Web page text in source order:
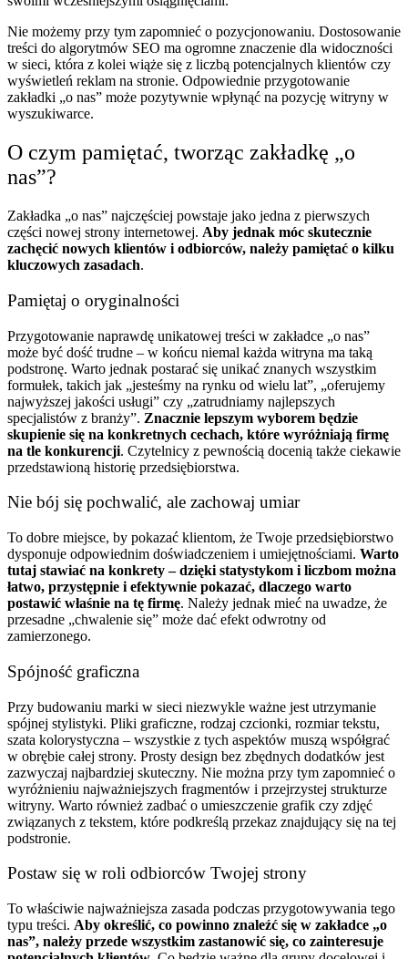
Nie możemy przy tym zapomnieć o pozycjonowaniu. Dostosowanie
treści do algorytmów SEO ma ogromne znaczenie dla widoczności
w sieci, która z kolei wiąże się z liczbą potencjalnych klientów czy
wyświetleń reklam na stronie. Odpowiednie przygotowanie
zakładki „o nas” może pozytywnie wpłynąć na pozycję witryny w
wyszukiwarce.
O czym pamiętać, tworząc zakładkę „o
nas”?
Zakładka „o nas” najczęściej powstaje jako jedna z pierwszych
części nowej strony internetowej. Aby jednak móc skutecznie
zachęcić nowych klientów i odbiorców, należy pamiętać o kilku
kluczowych zasadach.
Pamiętaj o oryginalności
Przygotowanie naprawdę unikatowej treści w zakładce „o nas”
może być dość trudne – w końcu niemal każda witryna ma taką
podstronę. Warto jednak postarać się unikać znanych wszystkim
formułek, takich jak „jesteśmy na rynku od wielu lat”, „oferujemy
najwyższej jakości usługi” czy „zatrudniamy najlepszych
specjalistów z branży”. Znacznie lepszym wyborem będzie
skupienie się na konkretnych cechach, które wyróżniają firmę
na tle konkurencji. Czytelnicy z pewnością docenią także ciekawie
przedstawioną historię przedsiębiorstwa.
Nie bój się pochwalić, ale zachowaj umiar
To dobre miejsce, by pokazać klientom, że Twoje przedsiębiorstwo
dysponuje odpowiednim doświadczeniem i umiejętnościami. Warto
tutaj stawiać na konkrety – dzięki statystykom i liczbom można
łatwo, przystępnie i efektywnie pokazać, dlaczego warto
postawić właśnie na tę firmę. Należy jednak mieć na uwadze, że
przesadne „chwalenie się” może dać efekt odwrotny od
zamierzonego.
Spójność graficzna
Przy budowaniu marki w sieci niezwykle ważne jest utrzymanie
spójnej stylistyki. Pliki graficzne, rodzaj czcionki, rozmiar tekstu,
szata kolorystyczna – wszystkie z tych aspektów muszą współgrać
w obrębie całej strony. Prosty design bez zbędnych dodatków jest
zazwyczaj najbardziej skuteczny. Nie można przy tym zapomnieć o
wyróżnieniu najważniejszych fragmentów i przejrzystej strukturze
witryny. Warto również zadbać o umieszczenie grafik czy zdjęć
związanych z tekstem, które podkreślą przekaz znajdujący się na tej
podstronie.
Postaw się w roli odbiorców Twojej strony
To właściwie najważniejsza zasada podczas przygotowywania tego
typu treści. Aby określić, co powinno znaleźć się w zakładce „o
nas”, należy przede wszystkim zastanowić się, co zainteresuje